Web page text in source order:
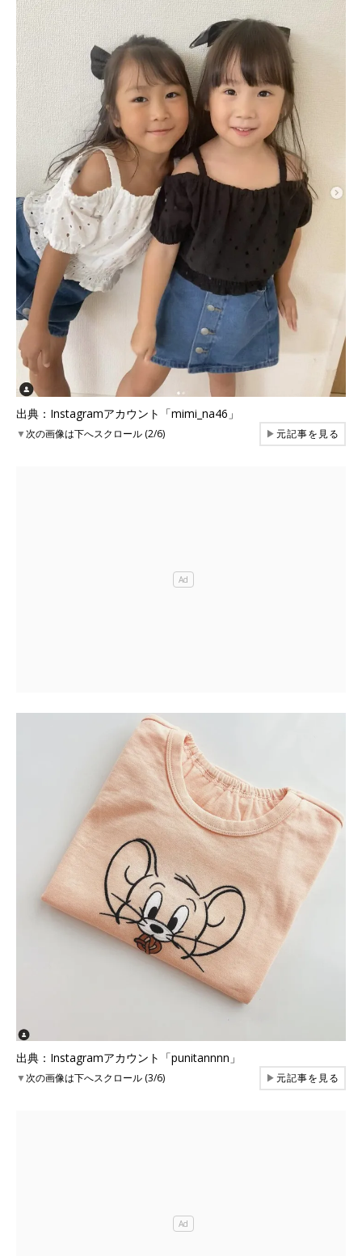
出典：Instagramアカウント「mimi_na46」
▼次の画像は下へスクロール (2/6) ▶元記事を見る
出典：Instagramアカウント「punitannnn」
▼次の画像は下へスクロール (3/6) ▶元記事を見る